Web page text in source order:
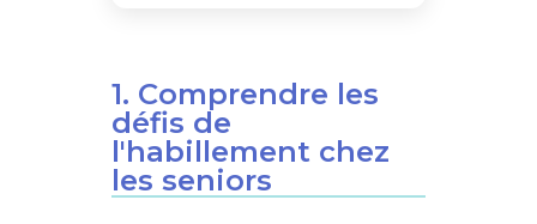
1. Comprendre les
défis de
l'habillement chez
les seniors